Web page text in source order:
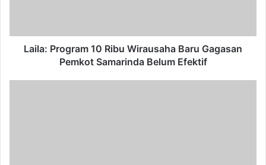
Samarinda
BelumLaila: Program 10 Ribu Wirausaha Baru Gagasan
Pemkot Samarinda Belum Efektif